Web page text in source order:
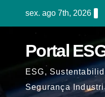
sex. ago 7th, 2026
Portal
ESG,
Segurança